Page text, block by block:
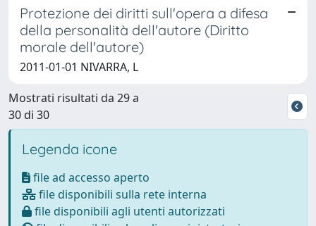
Protezione dei diritti sull'opera a difesa
della personalità dell'autore (Diritto
morale dell'autore)
2011-01-01 NIVARRA, L
Mostrati risultati da 29 a
30 di 30
Legenda icone
file ad accesso aperto
file disponibili sulla rete interna
file disponibili agli utenti autorizzati